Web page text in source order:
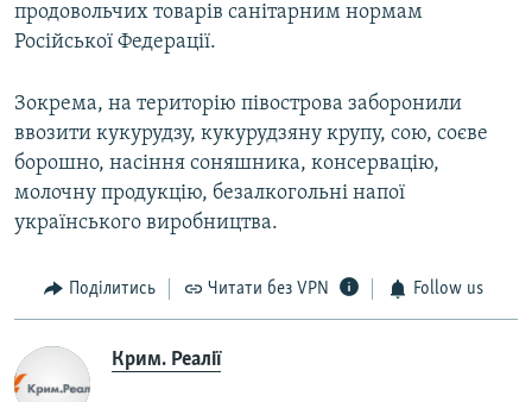
продовольчих товарів санітарним нормам
Російської Федерації.
Зокрема, на територію півострова заборонили
ввозити кукурудзу, кукурудзяну крупу, сою, соєве
борошно, насіння соняшника, консервацію,
молочну продукцію, безалкогольні напої
українського виробництва.
Поділитись Читати без VPN Follow us
Крим. Реалії